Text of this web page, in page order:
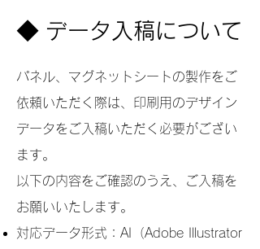
◆ データ入稿について
パネル、マグネットシートの製作をご
依頼いただく際は、印刷用のデザイン
データをご入稿いただく必要がござい
ます。
以下の内容をご確認のうえ、ご入稿を
お願いいたします。
対応データ形式：AI（Adobe Illustrator